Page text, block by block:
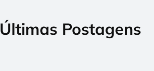
Últimas Postagens